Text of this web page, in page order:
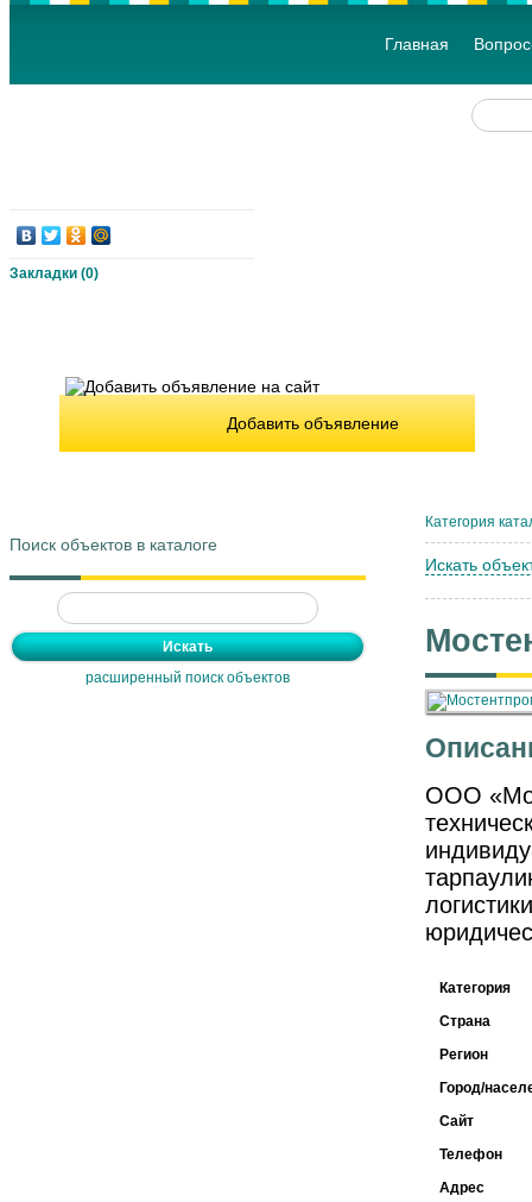
Главная
Закладки (0)
Добавить объявление
Поиск объектов в каталоге
расширенный поиск объектов
Категория
Искать
ООО
Категория
Страна
Регион
Город/
Сайт
Телефон
Адрес